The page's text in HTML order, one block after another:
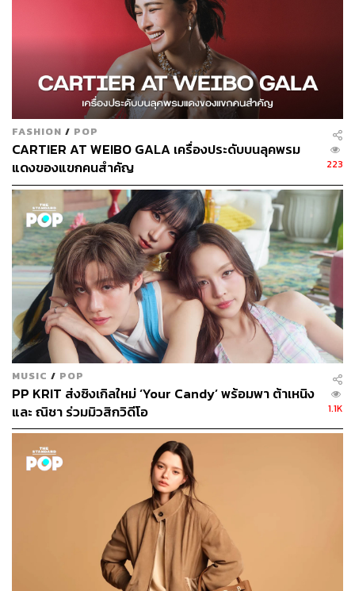
FASHION / POP
CARTIER AT WEIBO GALA เครื่องประดับบนลุคพรม
แดงของแขกคนสำคัญ
223
MUSIC / POP
PP KRIT ส่งซิงเกิลใหม่ ‘Your Candy’ พร้อมพา ต้าเหนิง
และ ณิชา ร่วมมิวสิกวิดีโอ
1.1K